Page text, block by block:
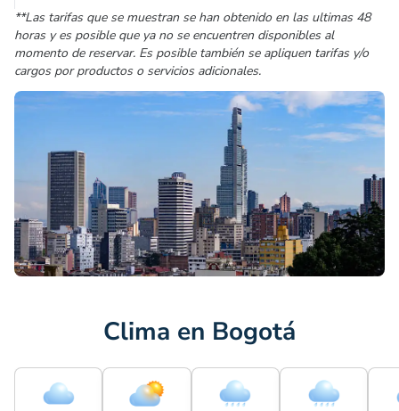
**Las tarifas que se muestran se han obtenido en las ultimas 48
horas y es posible que ya no se encuentren disponibles al
momento de reservar. Es posible también se apliquen tarifas y/o
cargos por productos o servicios adicionales.
Clima en Bogotá